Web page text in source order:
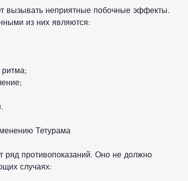
вызывать неприятные побочные эффекты.
из них являются:
Тетурама
ряд противопоказаний. Оно не должно
случаях: